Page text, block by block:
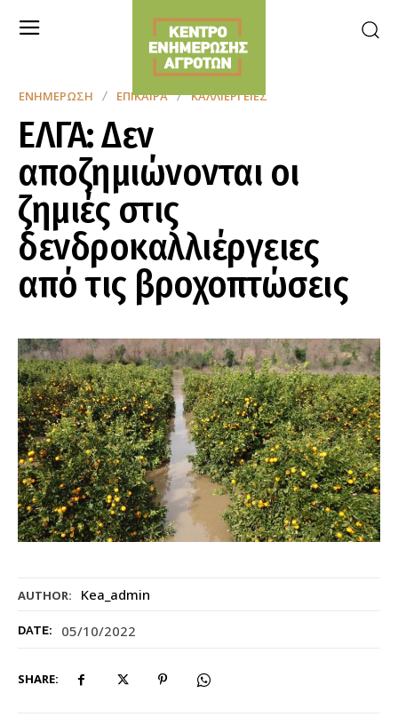
AUTHOR: Kea_admin
DATE: 05/10/2022
SHARE:
ΕΝΗΜΈΡΩΣΗ ΕΠΊΚΑΙΡΑ ΚΑΛΛΙΈΡΓΕΙΕΣ
ΕΛΓΑ: Δεν
αποζημιώνονται οι
ζημιές στις
δενδροκαλλιέργειες
από τις βροχοπτώσεις